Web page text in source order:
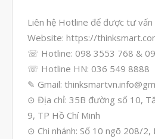
Liên hệ Hotline để được tư vấn
Website: https://
☏ Hotline: 098 3553 768 &
☏ Hotline HN: 036 549 8888
✎ Gmail:
⊙ Địa chỉ: 35B đường số 10,
9, TP Hồ Chí Minh
⊙ Chi nhánh: Số 10 ngõ 208/2,